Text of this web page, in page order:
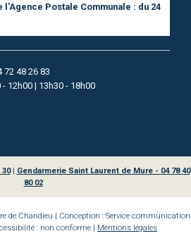
Postale Communale : du 24
72 48 26 83
12h00 | 13h30 - 18h00
30| Gendarmerie Saint Laurent de Mure - 04 78 40
80 02
de Chandieu | Conception : Service communication
: non conforme | Mentions légales